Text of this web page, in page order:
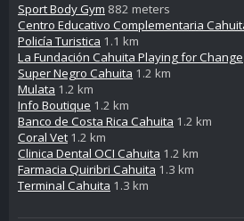
Sport Body Gym 882 meters
Centro Educativo Complementaria
Policía Turistica 1.1 km
La Fundación Cahuita Playing for Change
Super Negro Cahuita 1.2 km
Mulata 1.2 km
Info Boutique 1.2 km
Banco de Costa Rica Cahuita 1.2 km
Coral Vet 1.2 km
Clinica Dental OCI Cahuita 1.2 km
Farmacia Quiribri Cahuita 1.3 km
Terminal Cahuita 1.3 km